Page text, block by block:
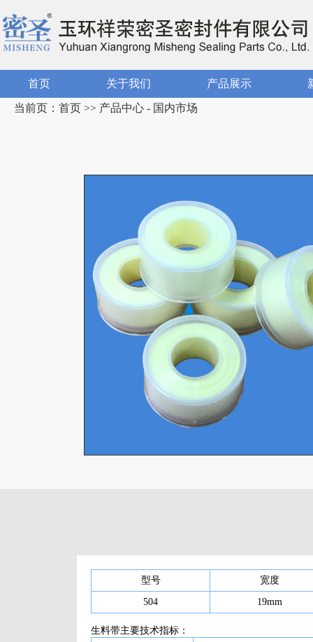
首页 关于我们 产品展示
当前页：首页 >> 产品中心 - 国内市场
型号 宽度
504 19mm
生料带主要技术指标：